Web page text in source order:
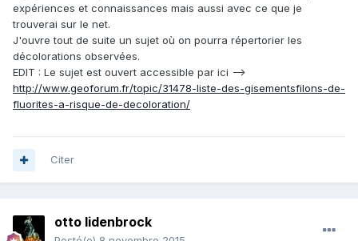
expériences et connaissances mais aussi avec ce que je
trouverai sur le net.
J'ouvre tout de suite un sujet où on pourra répertorier les
décolorations observées.
EDIT : Le sujet est ouvert accessible par ici -->
http://www.geoforum.fr/topic/31478-liste-des-gisementsfilons-de-
fluorites-a-risque-de-decoloration/
Citer
otto lidenbrock